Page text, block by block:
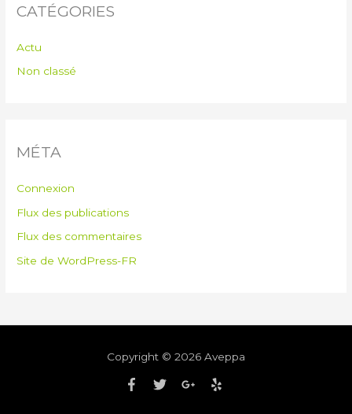
CATÉGORIES
Actu
Non classé
MÉTA
Connexion
Flux des publications
Flux des commentaires
Site de WordPress-FR
Copyright © 2026 Aveppa